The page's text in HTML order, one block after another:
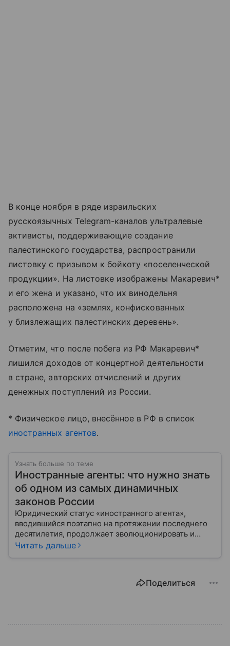
В конце ноября в ряде израильских
русскоязычных Telegram-каналов ультралевые
активисты, поддерживающие создание
палестинского государства, распространили
листовку с призывом к бойкоту «поселенческой
продукции». На листовке изображены Макаревич*
и его жена и указано, что их винодельня
расположена на «землях, конфискованных
у близлежащих палестинских деревень».
Отметим, что после побега из РФ Макаревич*
лишился доходов от концертной деятельности
в стране, авторских отчислений и других
денежных поступлений из России.
* Физическое лицо, внесённое в РФ в список
иностранных агентов.
Узнать больше по теме
Иностранные агенты: что нужно знать
об одном из самых динамичных
законов России
Юридический статус «иностранного агента»,
вводившийся поэтапно на протяжении последнего
десятилетия, продолжает эволюционировать и
оказывать существенное влияние на деятельность
анализа этого явления: его юридических оснований,
Читать дальше
Поделиться